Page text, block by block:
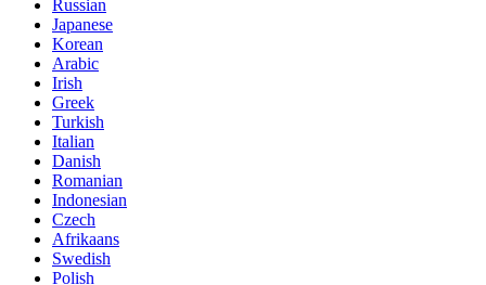
Russian
Japanese
Korean
Arabic
Irish
Greek
Turkish
Italian
Danish
Romanian
Indonesian
Czech
Afrikaans
Swedish
Polish